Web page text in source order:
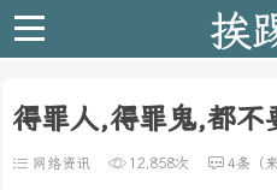
挨
得罪人,得罪鬼,都不
网络资讯 12,858次 4条（